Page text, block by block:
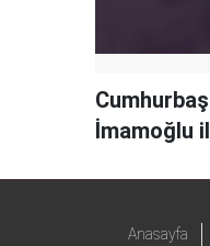
İmamoğlu
Anasayfa